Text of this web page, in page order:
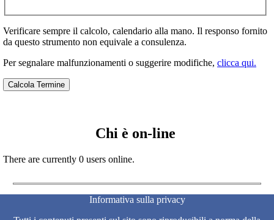
Verificare sempre il calcolo, calendario alla mano. Il responso fornito
da questo strumento non equivale a consulenza.
Per segnalare malfunzionamenti o suggerire modifiche, clicca qui.
Chi è on-line
There are currently 0 users online.
Informativa sulla privacy